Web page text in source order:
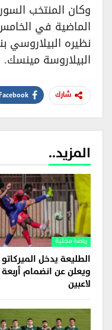
وكان المنتخب
الماضية في
البيلاروسة مينسك.
شارك Facebook
المزيد..
رياضة محلية
الطليعة يدخل الميركاتو
ويعلن عن انضمام أربعة
لاعبين